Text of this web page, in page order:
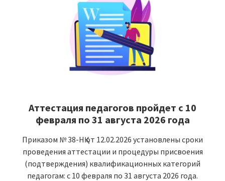
Аттестация педагогов пройдет с 10
февраля по 31 августа 2026 года
Приказом № 38-НҚ от 12.02.2026 установлены сроки
проведения аттестации и процедуры присвоения
(подтверждения) квалификационных категорий
педагогам: с 10 февраля по 31 августа 2026 года.